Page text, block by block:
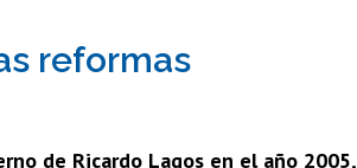
reformas
de Ricardo Lagos en el año 2005,